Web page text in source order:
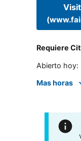
Requiere
Abierto hoy:
Mas horas